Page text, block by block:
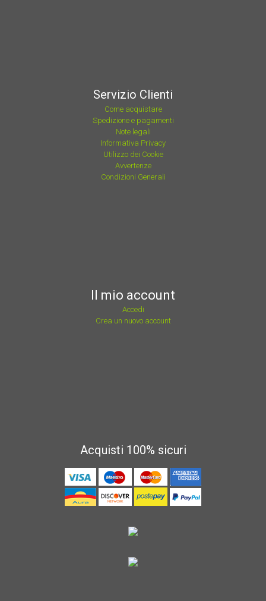
Servizio Clienti
Come acquistare
Spedizione e pagamenti
Note legali
Informativa Privacy
Utilizzo dei Cookie
Avvertenze
Condizioni Generali
Il mio account
Accedi
Crea un nuovo account
Acquisti 100% sicuri